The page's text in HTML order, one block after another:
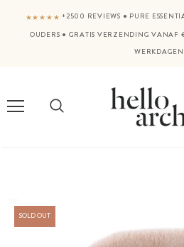
★★★★★ +2500 REVIEWS ● PURE
OUDERS ● GRATIS VERZENDING VANAF
WERKDAGEN
SOLD OUT